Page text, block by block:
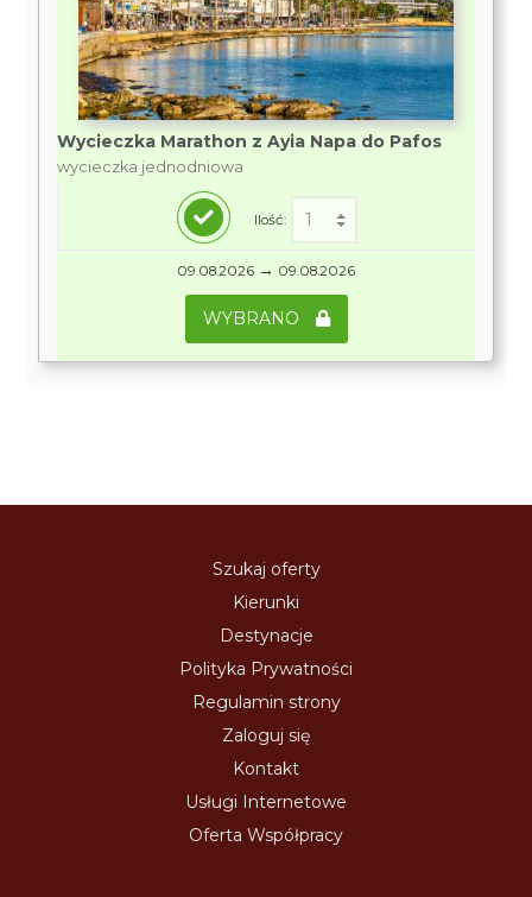
Wycieczka Marathon z Ayia Napa do Pafos
wycieczka jednodniowa
Ilość:
09.08.2026 → 09.08.2026
WYBRANO
Szukaj oferty
Kierunki
Destynacje
Polityka Prywatności
Regulamin strony
Zaloguj się
Kontakt
Usługi Internetowe
Oferta Współpracy